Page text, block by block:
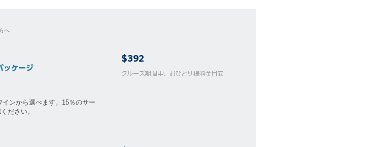
へ
ッケージ
$392
​​クルーズ期間中、おひとり様料金目安
ンから選べます。15％のサー
ださい。